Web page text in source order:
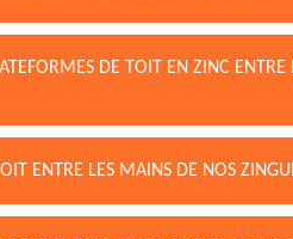
DE TOIT EN ZINC ENTRE
ENTRE LES MAINS DE NOS